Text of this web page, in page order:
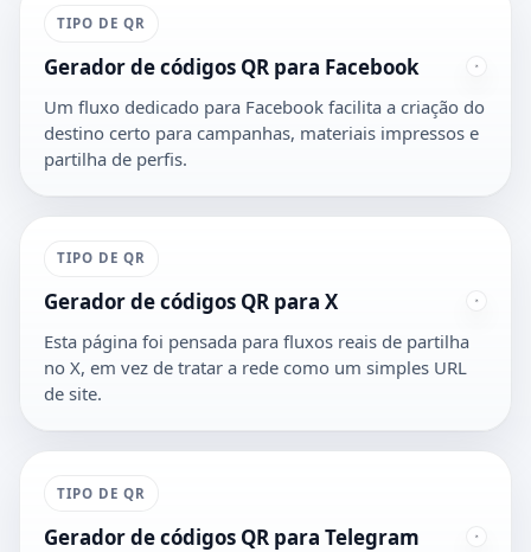
TIPO DE QR
Gerador de códigos QR para Facebook
Um fluxo dedicado para Facebook facilita a criação do
destino certo para campanhas, materiais impressos e
partilha de perfis.
TIPO DE QR
Gerador de códigos QR para X
Esta página foi pensada para fluxos reais de partilha
no X, em vez de tratar a rede como um simples URL
de site.
TIPO DE QR
Gerador de códigos QR para Telegram